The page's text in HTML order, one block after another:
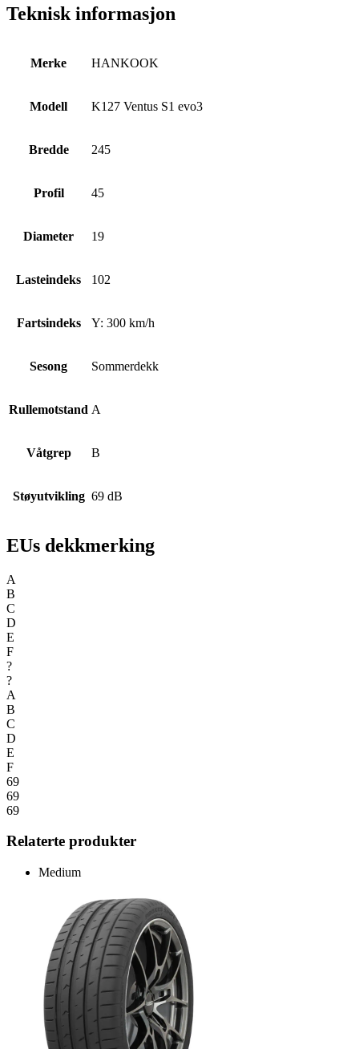
Teknisk informasjon
Merke HANKOOK
Modell K127 Ventus S1 evo3
Bredde 245
Profil 45
Diameter 19
Lasteindeks 102
Fartsindeks Y: 300 km/h
Sesong Sommerdekk
Rullemotstand A
Våtgrep B
Støyutvikling 69 dB
EUs dekkmerking
A
B
C
D
E
F
?
?
A
B
C
D
E
F
69
69
69
Relaterte produkter
Medium